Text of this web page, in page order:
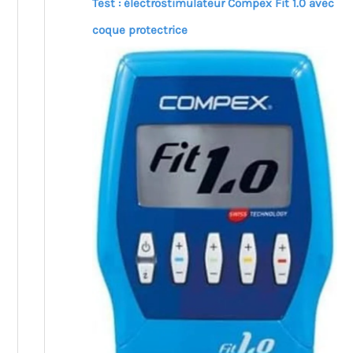
Test : électrostimulateur Compex Fit 1.0 avec
coque protectrice